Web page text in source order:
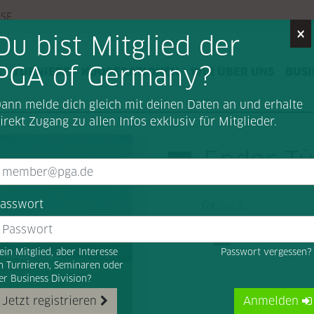
TURNIERE KOOPERATIONEN WIR ÜBER UNS
Ender
×
bist Mitglied der
of Germany?
melde dich gleich mit deinen Daten an und erhalte
Zugang zu allen Infos exklusiv für Mitglieder.
Mitglied, aber Interesse
Turnieren, Seminaren oder
Business Division?
Passwort vergessen?
Jetzt registrieren Anmelden